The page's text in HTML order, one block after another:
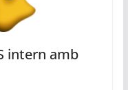
intern amb